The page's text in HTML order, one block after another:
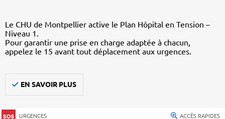
Le CHU de Montpellier active le Plan Hôpital en Tension –
Niveau 1.
Pour garantir une prise en charge adaptée à chacun,
appelez le 15 avant tout déplacement aux urgences.
EN SAVOIR PLUS
URGENCES ACCÈS RAPIDES